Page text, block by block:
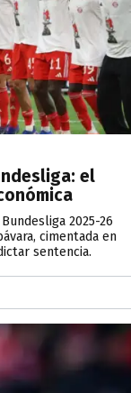
el
2025-26
cimentada en
sentencia.